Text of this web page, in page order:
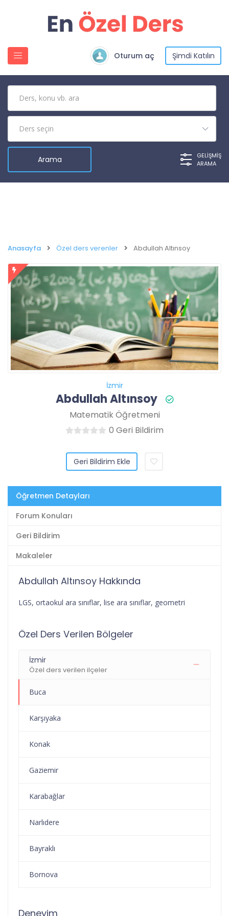
Oturum aç Şimdi Katılın
GELIŞMIŞ
ARAMA
Anasayfa Özel ders verenler Abdullah Altınsoy
İzmir
Abdullah Altınsoy
Matematik Öğretmeni
0 Geri Bildirim
Geri Bildirim Ekle
Öğretmen Detayları
Forum Konuları
Geri Bildirim
Makaleler
Abdullah Altınsoy Hakkında
LGS, ortaokul ara sınıflar, lise ara sınıflar, geometri
Özel Ders Verilen Bölgeler
İzmir
Özel ders verilen ilçeler
Buca
Karşıyaka
Konak
Gaziemir
Karabağlar
Narlıdere
Bayraklı
Bornova
Deneyim